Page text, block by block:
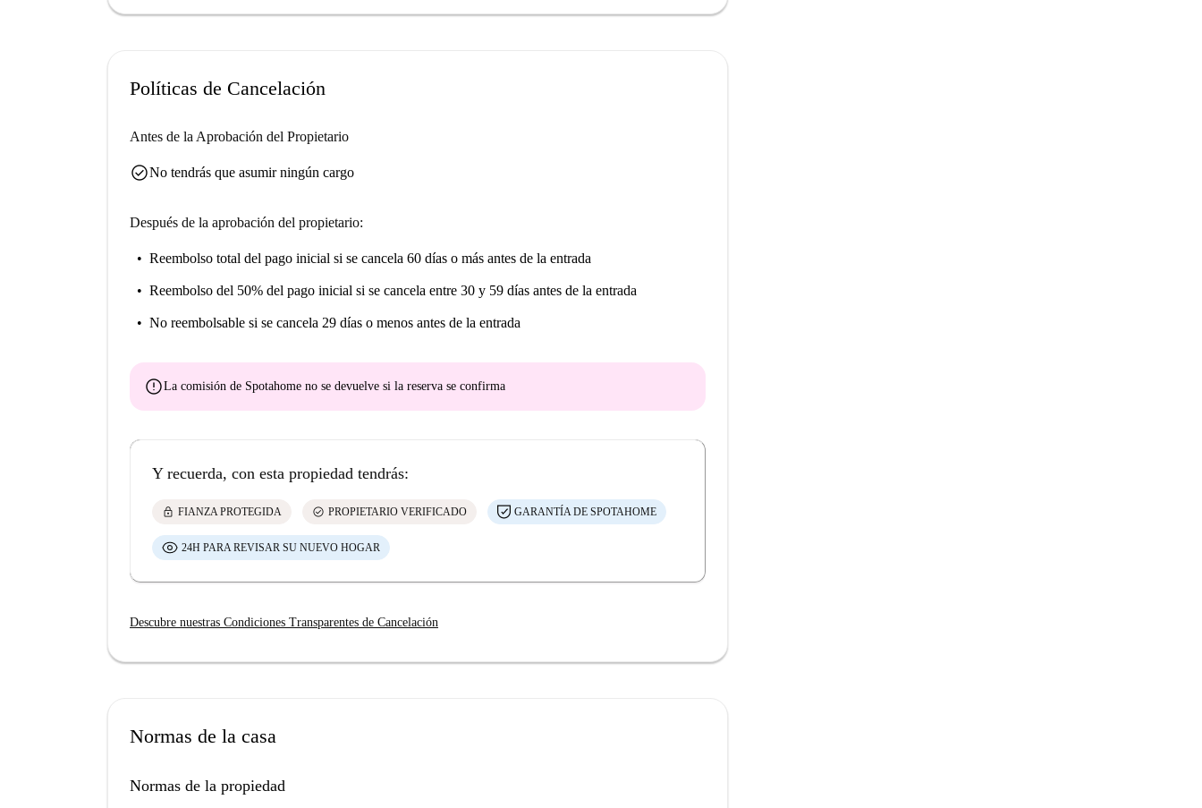
Políticas de Cancelación
Antes de la Aprobación del Propietario
check_circleNo tendrás que asumir ningún cargo
Después de la aprobación del propietario:
Reembolso total del pago inicial si se cancela 60 días o más antes de la entrada
Reembolso del 50% del pago inicial si se cancela entre 30 y 59 días antes de la entrada
No reembolsable si se cancela 29 días o menos antes de la entrada
errorLa comisión de Spotahome no se devuelve si la reserva se confirma
Y recuerda, con esta propiedad tendrás:
lock FIANZA PROTEGIDA check_circle PROPIETARIO VERIFICADO GARANTÍA DE SPOTAHOME
24H PARA REVISAR SU NUEVO HOGAR
Descubre nuestras Condiciones Transparentes de Cancelación
Normas de la casa
Normas de la propiedad